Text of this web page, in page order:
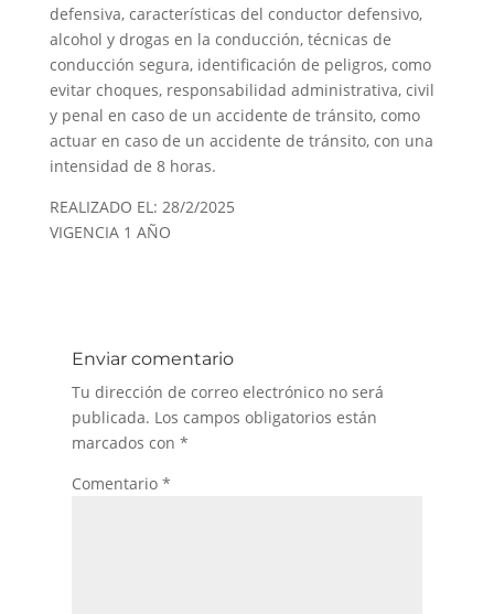
defensiva, características del conductor defensivo,
alcohol y drogas en la conducción, técnicas de
conducción segura, identificación de peligros, como
evitar choques, responsabilidad administrativa, civil
y penal en caso de un accidente de tránsito, como
actuar en caso de un accidente de tránsito, con una
intensidad de 8 horas.
REALIZADO EL: 28/2/2025
VIGENCIA 1 AÑO
Enviar comentario
Tu dirección de correo electrónico no será
publicada. Los campos obligatorios están
marcados con *
Comentario *